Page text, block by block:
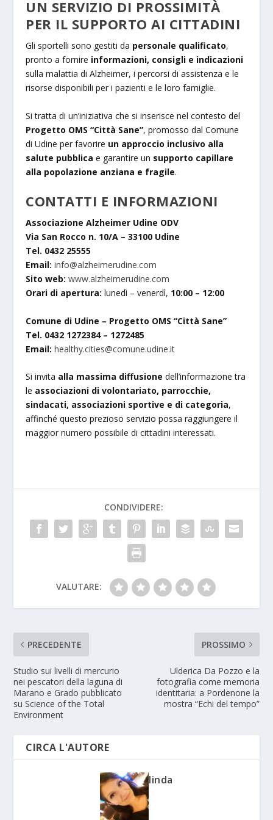
UN SERVIZIO DI PROSSIMITÀ
PER IL SUPPORTO AI CITTADINI
Gli sportelli sono gestiti da personale qualificato,
pronto a fornire informazioni, consigli e indicazioni
sulla malattia di Alzheimer, i percorsi di assistenza e le
risorse disponibili per i pazienti e le loro famiglie.
Si tratta di un’iniziativa che si inserisce nel contesto del
Progetto OMS “Città Sane”, promosso dal Comune
di Udine per favorire un approccio inclusivo alla
salute pubblica e garantire un supporto capillare
alla popolazione anziana e fragile.
CONTATTI E INFORMAZIONI
Associazione Alzheimer Udine ODV
Via San Rocco n. 10/A – 33100 Udine
Tel. 0432 25555
Email: info@alzheimerudine.com
Sito web: www.alzheimerudine.com
Orari di apertura: lunedì – venerdì, 10:00 – 12:00
Comune di Udine – Progetto OMS “Città Sane”
Tel. 0432 1272384 – 1272485
Email: healthy.cities@comune.udine.it
Si invita alla massima diffusione dell’informazione tra
le associazioni di volontariato, parrocchie,
sindacati, associazioni sportive e di categoria,
affinché questo prezioso servizio possa raggiungere il
maggior numero possibile di cittadini interessati.
CONDIVIDERE:
VALUTARE:
PRECEDENTE
Studio sui livelli di mercurio
nei pescatori della laguna di
Marano e Grado pubblicato
su Science of the Total
Environment
PROSSIMO
Ulderica Da Pozzo e la
fotografia come memoria
identitaria: a Pordenone la
mostra “Echi del tempo”
CIRCA L'AUTORE
linda